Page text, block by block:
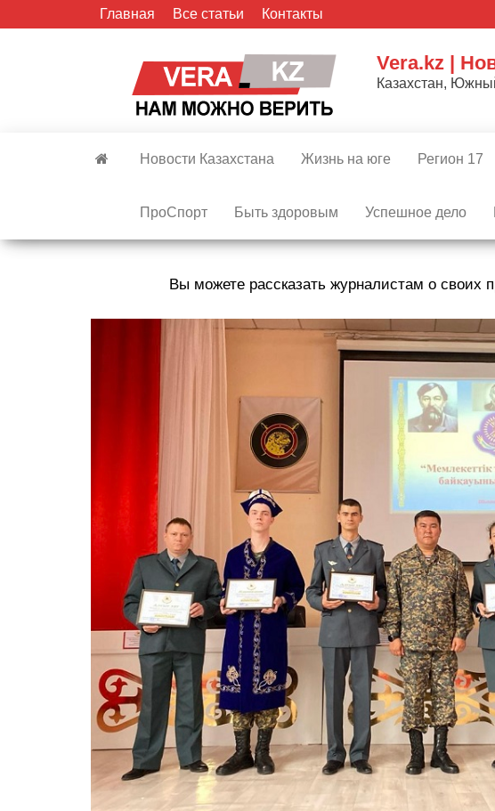
Главная Все статьи Контакты
Vera.kz |
Казахстан,
Новости Казахстана Жизнь на юге Регион 17
ПроСпорт Быть здоровым Успешное дело
Вы можете рассказать журналистам о